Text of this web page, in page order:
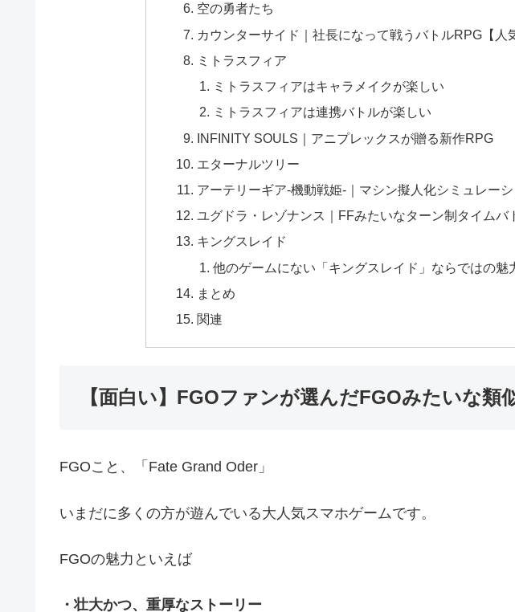
空の勇者たち
カウンターサイド｜社長になって戦うバトルRPG【人
ミトラスフィア
ミトラスフィアはキャラメイクが楽しい
ミトラスフィアは連携バトルが楽しい
INFINITY SOULS｜アニプレックスが贈る新作RPG
エターナルツリー
アーテリーギア-機動戦姫-｜マシン擬人化シミュレー
ユグドラ・レゾナンス｜FFみたいなターン制タイムバ
キングスレイド
他のゲームにない「キングスレイド」ならではの魅
まとめ
関連
【面白い】FGOファンが選んだFGOみたいな類
FGOこと、「Fate Grand Oder」
いまだに多くの方が遊んでいる大人気スマホゲームです。
FGOの魅力といえば
・壮大かつ、重厚なストーリー